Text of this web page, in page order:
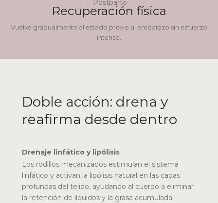
Recuperación física
Vuelve gradualmente al estado previo al embarazo sin esfuerzo
intenso.
Doble acción: drena y
reafirma desde dentro
Drenaje linfático y lipólisis
Los rodillos mecanizados estimulan el sistema
linfático y activan la lipólisis natural en las capas
profundas del tejido, ayudando al cuerpo a eliminar
la retención de líquidos y la grasa acumulada